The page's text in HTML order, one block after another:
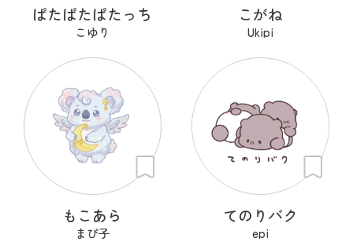
ぱたぱたぱたっち
こゆり
こがね
Ukipi
もこあら
まぴ子
てのりバク
epi